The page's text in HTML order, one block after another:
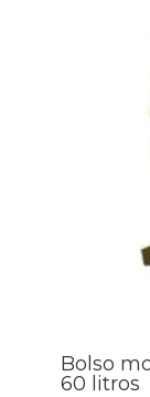
Bolso
60 litros